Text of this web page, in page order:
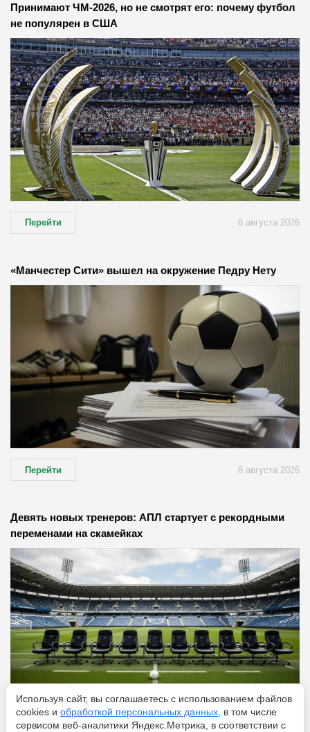
Принимают ЧМ-2026, но не смотрят его: почему футбол
не популярен в США
Перейти 8 августа 2026
«Манчестер Сити» вышел на окружение Педру Нету
Перейти 8 августа 2026
Девять новых тренеров: АПЛ стартует с рекордными
переменами на скамейках
Используя сайт, вы соглашаетесь с использованием файлов
cookies и обработкой персональных данных , в том числе
сервисом веб-аналитики Яндекс.Метрика, в соответствии с